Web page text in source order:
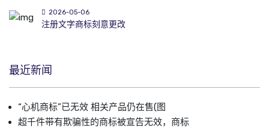
2026-05-06
注册文字商标刻意更改
最近新闻
“心机商标”已无效 相关产品仍在售(图
超千件带有欺骗性的商标被宣告无效，商标